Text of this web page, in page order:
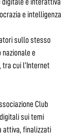
e interattiva
e intelligenza
sullo stesso
e
cui l’Internet
Club
sui temi
attiva, finalizzati